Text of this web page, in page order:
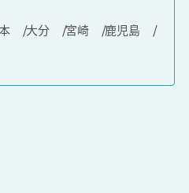
大分 宮崎
鹿児島